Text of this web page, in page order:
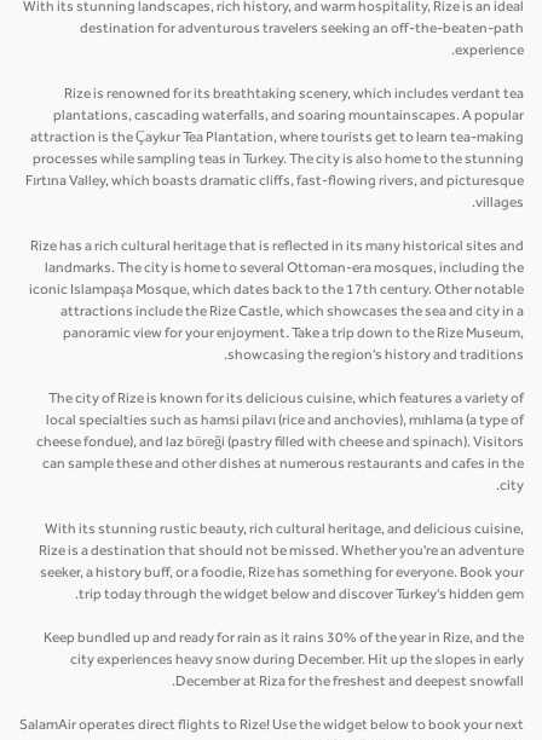
With its stunning landscapes, rich history, and warm hospitality, Rize is an ideal
destination for adventurous travelers seeking an off-the-beaten-path
experience.
Rize is renowned for its breathtaking scenery, which includes verdant tea
plantations, cascading waterfalls, and soaring mountainscapes. A popular
attraction is the Çaykur Tea Plantation, where tourists get to learn tea-making
processes while sampling teas in Turkey. The city is also home to the stunning
Fırtına Valley, which boasts dramatic cliffs, fast-flowing rivers, and picturesque
villages.
Rize has a rich cultural heritage that is reflected in its many historical sites and
landmarks. The city is home to several Ottoman-era mosques, including the
iconic Islampaşa Mosque, which dates back to the 17th century. Other notable
attractions include the Rize Castle, which showcases the sea and city in a
panoramic view for your enjoyment. Take a trip down to the Rize Museum,
showcasing the region's history and traditions.
The city of Rize is known for its delicious cuisine, which features a variety of
local specialties such as hamsi pilavı (rice and anchovies), mıhlama (a type of
cheese fondue), and laz böreği (pastry filled with cheese and spinach). Visitors
can sample these and other dishes at numerous restaurants and cafes in the
city.
With its stunning rustic beauty, rich cultural heritage, and delicious cuisine,
Rize is a destination that should not be missed. Whether you're an adventure
seeker, a history buff, or a foodie, Rize has something for everyone. Book your
trip today through the widget below and discover Turkey's hidden gem.
Keep bundled up and ready for rain as it rains 30% of the year in Rize, and the
city experiences heavy snow during December. Hit up the slopes in early
December at Riza for the freshest and deepest snowfall.
SalamAir operates direct flights to Rize! Use the widget below to book your next